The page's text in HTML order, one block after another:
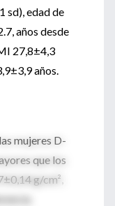
sd), edad de
años desde
27,8±4,3
años.
mujeres D-
que los
g/cm²,